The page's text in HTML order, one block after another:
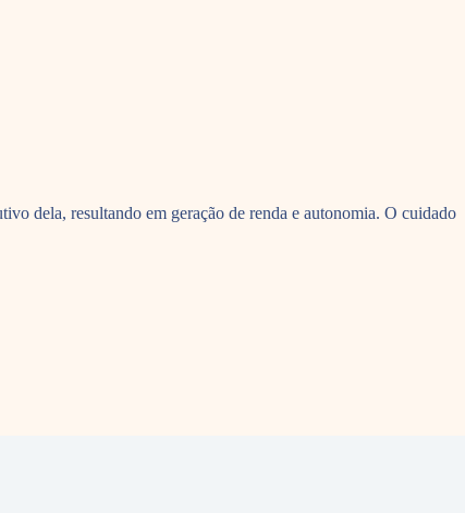
dela, resultando em geração de renda e autonomia. O cuidado